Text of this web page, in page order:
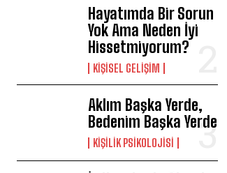
Hayatımda Bir Sorun
Yok Ama Neden İyi
Hissetmiyorum?
KIŞISEL GELIŞIM
Aklım Başka Yerde,
Bedenim Başka Yerde
KIŞILIK PSIKOLOJISI